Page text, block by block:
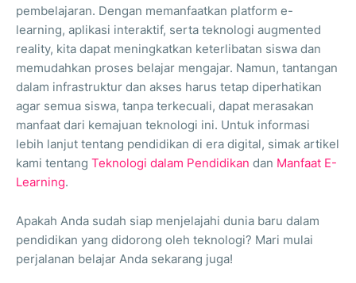
pembelajaran. Dengan memanfaatkan platform e-
learning, aplikasi interaktif, serta teknologi augmented
reality, kita dapat meningkatkan keterlibatan siswa dan
memudahkan proses belajar mengajar. Namun, tantangan
dalam infrastruktur dan akses harus tetap diperhatikan
agar semua siswa, tanpa terkecuali, dapat merasakan
manfaat dari kemajuan teknologi ini. Untuk informasi
lebih lanjut tentang pendidikan di era digital, simak artikel
kami tentang Teknologi dalam Pendidikan dan Manfaat E-
Learning.
Apakah Anda sudah siap menjelajahi dunia baru dalam
pendidikan yang didorong oleh teknologi? Mari mulai
perjalanan belajar Anda sekarang juga!